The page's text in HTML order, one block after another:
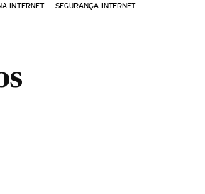
INTERNET SEGURANÇA INTERNET